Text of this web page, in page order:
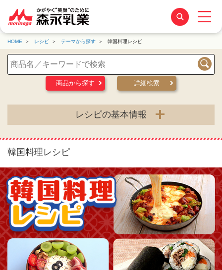
HOME レシピ テーマから探す 韓国料理レシピ
検索
商品から探す
詳細検索
レシピの基本情報
韓国料理レシピ